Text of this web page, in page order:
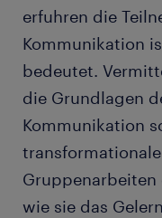
erfuhren die
Kommunikation
bedeutet.
die Grundlagen
Kommunikation
Gruppenarbeiten
wie sie das